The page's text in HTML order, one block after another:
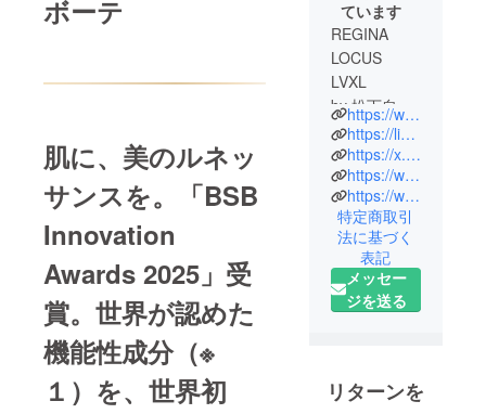
ボーテ
肌に、美のルネッ
サンスを。「BSB
Innovation
Awards 2025」受
賞。世界が認めた
機能性成分（※
１）を、世界初
ています
REGINA
LOCUS
LVXL
by 松下自然
食品株式会
社
代表取締
役 松下
嵩枝
1981年生ま
れ、愛知県
出身。大学
造や因果、
https://www.reginalocuslvxl.com/
https://linktr.ee/m.naturalfood
https://x.com/REGINALOCUSLVXL
https://www.chrosnof.com/
https://www.youtube.com/@chrosnof
特定商取引
法に基づく
表記
メッセー
ジを送る
リターンを